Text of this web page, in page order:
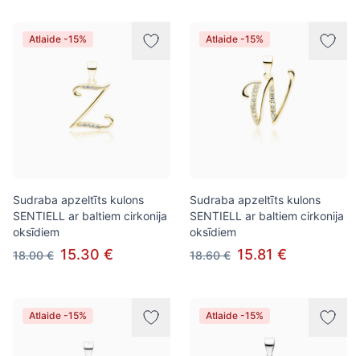
Atlaide -15%
Sudraba apzeltīts kulons
SENTIELL ar baltiem cirkonija
oksīdiem
18.00 € 15.30 €
Atlaide -15%
Sudraba apzeltīts kulons
SENTIELL ar baltiem cirkonija
oksīdiem
18.60 € 15.81 €
Atlaide -15% Atlaide -15%